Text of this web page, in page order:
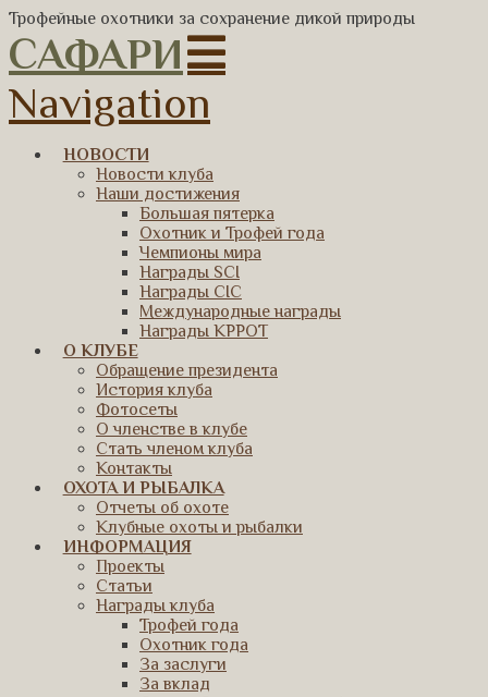
Трофейные охотники за сохранение дикой природы
САФАРИ
Navigation
НОВОСТИ
Новости клуба
Наши достижения
Большая пятерка
Охотник и Трофей года
Чемпионы мира
Награды SCI
Награды CIC
Международные награды
Награды КРРОТ
О КЛУБЕ
Обращение президента
История клуба
Фотосеты
О членстве в клубе
Стать членом клуба
Контакты
ОХОТА И РЫБАЛКА
Отчеты об охоте
Клубные охоты и рыбалки
ИНФОРМАЦИЯ
Проекты
Статьи
Награды клуба
Трофей года
Охотник года
За заслуги
За вклад